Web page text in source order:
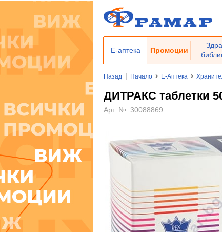
Е-аптека Промоции
Назад | Начало Е-Аптека
ДИТРАКС таблетки
Арт. №: 30088869